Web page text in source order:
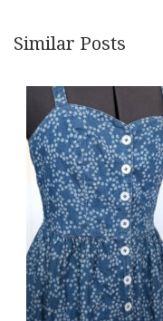
Similar Posts